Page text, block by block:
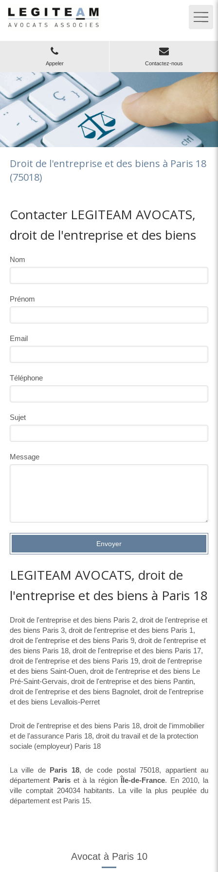
Appeler Contactez-nous
Droit de l'entreprise et des biens à Paris 18
(75018)
Contacter LEGITEAM AVOCATS,
droit de l'entreprise et des biens
Nom
Prénom
Email
Téléphone
Sujet
Message
Envoyer
LEGITEAM AVOCATS, droit de
l'entreprise et des biens à Paris 18
Droit de l'entreprise et des biens Paris 2, droit de l'entreprise et
des biens Paris 3, droit de l'entreprise et des biens Paris 1,
droit de l'entreprise et des biens Paris 9, droit de l'entreprise et
des biens Paris 18, droit de l'entreprise et des biens Paris 17,
droit de l'entreprise et des biens Paris 19, droit de l'entreprise
et des biens Saint-Ouen, droit de l'entreprise et des biens Le
Pré-Saint-Gervais, droit de l'entreprise et des biens Pantin,
droit de l'entreprise et des biens Bagnolet, droit de l'entreprise
et des biens Levallois-Perret
Droit de l'entreprise et des biens Paris 18, droit de l'immobilier
et de l'assurance Paris 18, droit du travail et de la protection
sociale (employeur) Paris 18
La ville de Paris 18, de code postal 75018, appartient au
département Pariset à la région Île-de-France. En 2010, la
ville comptait 204034 habitants. La ville la plus peuplée du
département est Paris 15.
Avocat à Paris 10